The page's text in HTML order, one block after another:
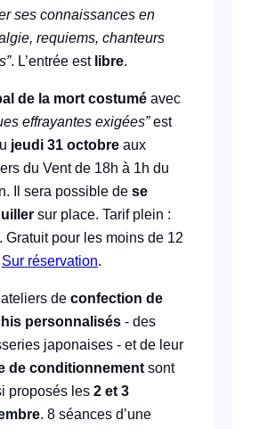
ses connaissances en
requiems, chanteurs
. L’entrée est libre.
de la mort costumé avec
effrayantes exigées”est
jeudi 31 octobre aux
du Vent de 18h à 1h du
Il sera possible de se
sur place. Tarif plein :
Gratuit pour les moins de 12
Sur réservation.
de confection de
personnalisés - des
japonaises - et de leur
de conditionnement sont
proposés les 2 et 3
. 8 séances d’une